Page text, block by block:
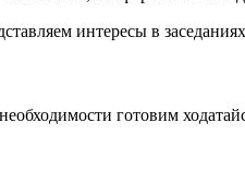
интересы в
готовим